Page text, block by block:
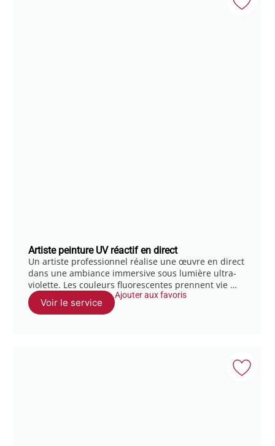
Artiste peinture UV réactif en direct
Un artiste professionnel réalise une œuvre en direct
dans une ambiance immersive sous lumière ultra-
violette. Les couleurs fluorescentes prennent vie …
Voir le service
Ajouter aux favoris